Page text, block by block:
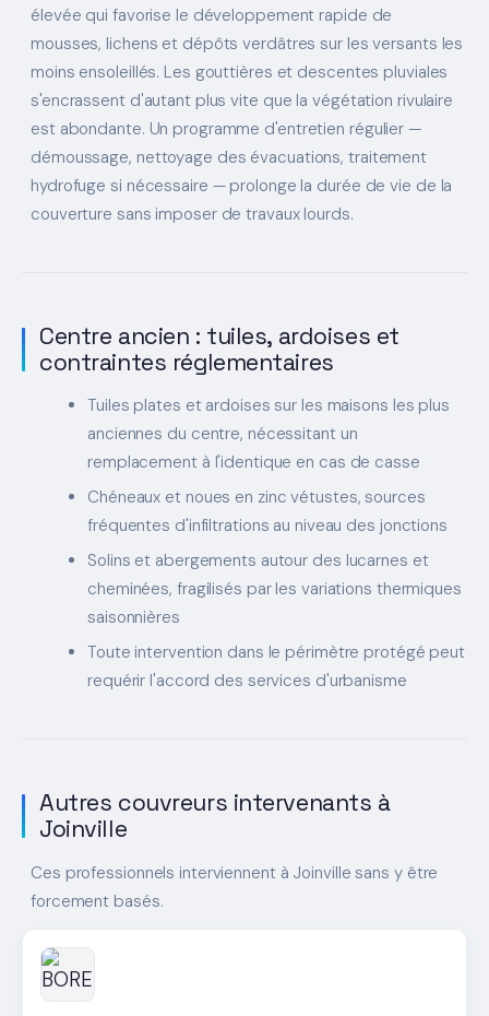
élevée qui favorise le développement rapide de
mousses, lichens et dépôts verdâtres sur les versants les
moins ensoleillés. Les gouttières et descentes pluviales
s'encrassent d'autant plus vite que la végétation rivulaire
est abondante. Un programme d'entretien régulier —
démoussage, nettoyage des évacuations, traitement
hydrofuge si nécessaire — prolonge la durée de vie de la
couverture sans imposer de travaux lourds.
Centre ancien : tuiles, ardoises et
contraintes réglementaires
Tuiles plates et ardoises sur les maisons les plus
anciennes du centre, nécessitant un
remplacement à l'identique en cas de casse
Chéneaux et noues en zinc vétustes, sources
fréquentes d'infiltrations au niveau des jonctions
Solins et abergements autour des lucarnes et
cheminées, fragilisés par les variations thermiques
saisonnières
Toute intervention dans le périmètre protégé peut
requérir l'accord des services d'urbanisme
Autres couvreurs intervenants à
Joinville
Ces professionnels interviennent à Joinville sans y être
forcement basés.